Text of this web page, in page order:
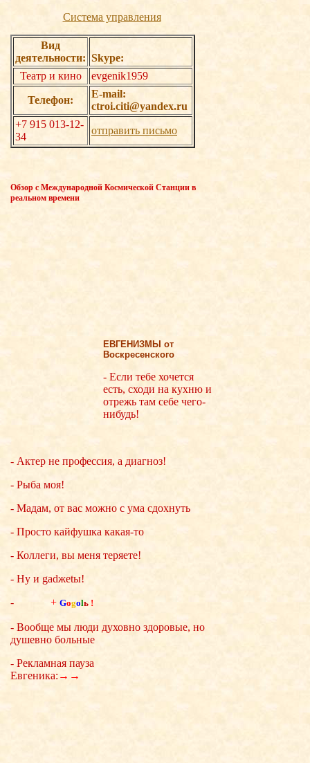
Система управления
Вид
деятельности: Skype:
Театр и кино
evgenik1959
Телефон:
E-mail:
ctroi.citi@yandex.ru
+7 915 013-12-
34
отправить письмо
Обзор с Международной Космической Станции в
реальном времени
ЕВГЕНИЗМЫ от
Воскресенского
- Если тебе хочется
есть, сходи на кухню и
отрежь там себе чего-
нибудь!
- Актер не профессия, а диагноз!
- Рыба моя!
- Мадам, от вас можно с ума сдохнуть
- Просто кайфушка какая-то
- Коллеги, вы меня теряете!
- Ну и gadжеtы!
-
+ Gogolь !
- Вообще мы люди духовно здоровые, но
душевно больные
- Рекламная пауза
Евгеника: →→